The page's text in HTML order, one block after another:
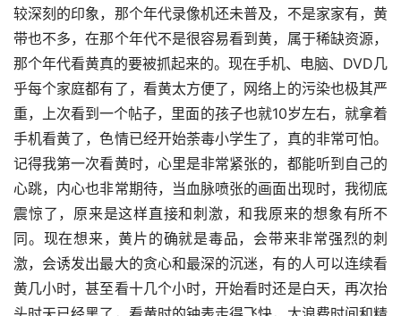
较深刻的印象，那个年代录像机还未普及，不是家家有，黄
带也不多，在那个年代不是很容易看到黄，属于稀缺资源，
那个年代看黄真的要被抓起来的。现在手机、电脑、DVD几
乎每个家庭都有了，看黄太方便了，网络上的污染也极其严
重，上次看到一个帖子，里面的孩子也就10岁左右，就拿着
手机看黄了，色情已经开始荼毒小学生了，真的非常可怕。
记得我第一次看黄时，心里是非常紧张的，都能听到自己的
心跳，内心也非常期待，当血脉喷张的画面出现时，我彻底
震惊了，原来是这样直接和刺激，和我原来的想象有所不
同。现在想来，黄片的确就是毒品，会带来非常强烈的刺
激，会诱发出最大的贪心和最深的沉迷，有的人可以连续看
黄几小时，甚至看十几个小时，开始看时还是白天，再次抬